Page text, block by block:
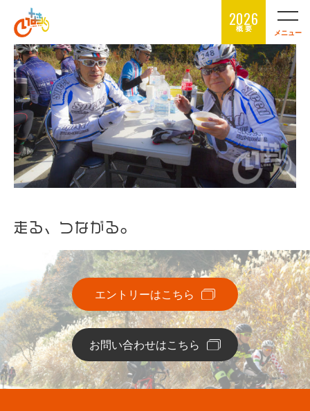
2026
概 要
メニュー
走る、つながる。
エントリーはこちら
お問い合わせはこちら